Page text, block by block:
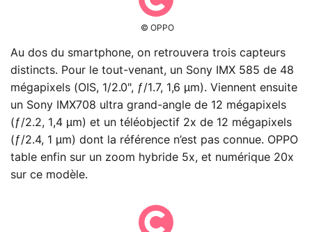
© OPPO
Au dos du smartphone, on retrouvera trois capteurs
distincts. Pour le tout-venant, un Sony IMX 585 de 48
mégapixels (OIS, 1/2.0", ƒ/1.7, 1,6 µm). Viennent ensuite
un Sony IMX708 ultra grand-angle de 12 mégapixels
(ƒ/2.2, 1,4 µm) et un téléobjectif 2x de 12 mégapixels
(ƒ/2.4, 1 µm) dont la référence n’est pas connue. OPPO
table enfin sur un zoom hybride 5x, et numérique 20x
sur ce modèle.